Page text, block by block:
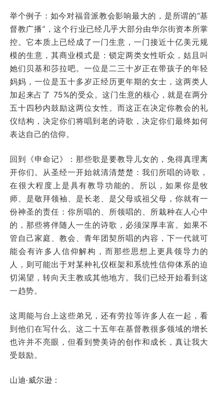
举个例子：如今对福音派教会影响最大的，是所谓的“基
督教广播”，这个行业已经几乎大部分由华尔街资本所掌
控。它本质上已经成了一门生意，一门接近十亿美元规
模的生意，其商业模式是：锁定两类女性听众，姑且叫
她们贝基和莎拉吧。一位是二三十岁正在带孩子的年轻
妈妈，一位是五十多岁正经历更年期的女士，这两类人
加起来占了 75%的受众。这门生意的核心，就是在两分
五十四秒内鼓励这两位女性。而这正在决定你教会的礼
仪结构，决定你们将唱到老的诗歌，决定你们最终如何
表达自己的信仰。
回到《申命记》：那些歌是要教导儿女的，免得真理离
开你们。从圣经一开始就清清楚楚：我们所唱的诗歌，
在很大程度上是具有教导功能的。所以，如果你是牧
师、是敬拜领袖、是长老、是父母或祖父母，你就有一
份神圣的责任：你所唱的、所领唱的、所栽种在人心中
的，那些将伴随人一生的诗歌，必须深厚丰富。如果不
管自己家庭、教会、青年团契所唱的内容，下一代就可
能会有许多人信仰解构，而那些思想上更具领导力的
人，则可能出于对某种礼仪框架和系统性信仰体系的迫
切渴望，转向天主教或其他地方。我们已经开始看到这
一趋势。
这周能与台上这些弟兄，还有劳拉等许多人在一起，看
到他们在写什么。这二十五年在基督教很多领域的增长
也许并不亮眼，但看到赞美诗的创作和成长，真让我大
受鼓励。
山迪·威尔逊：